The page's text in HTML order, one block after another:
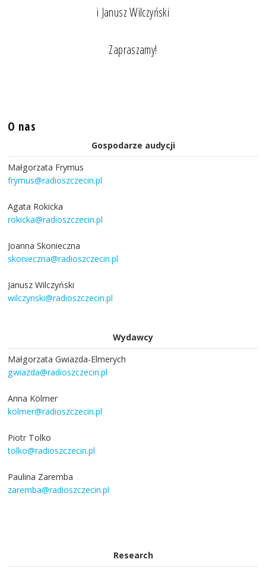
i Janusz Wilczyński
Zapraszamy!
O nas
Gospodarze audycji
Małgorzata Frymus
frymus@radioszczecin.pl
Agata Rokicka
rokicka@radioszczecin.pl
Joanna Skonieczna
skonieczna@radioszczecin.pl
Janusz Wilczyński
wilczynski@radioszczecin.pl
Wydawcy
Małgorzata Gwiazda-Elmerych
gwiazda@radioszczecin.pl
Anna Kolmer
kolmer@radioszczecin.pl
Piotr Tolko
tolko@radioszczecin.pl
Paulina Zaremba
zaremba@radioszczecin.pl
Research